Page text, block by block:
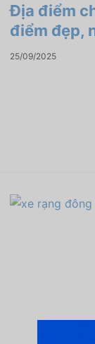
Địa điểm
điểm đẹp,
25/09/2025